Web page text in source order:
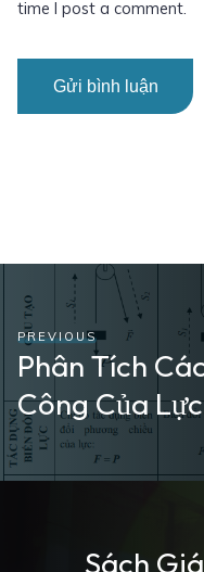
time I post a comment.
PREVIOUS
Phân Tích
Công Của Lực
Sách